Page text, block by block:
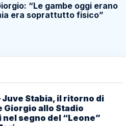
“Le gambe oggi erano
era soprattutto fisico”
Juve Stabia, il ritorno di
Giorgio allo Stadio
nel segno del “Leone”